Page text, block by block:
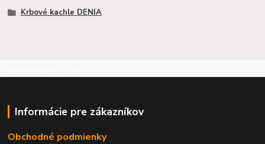
Krbové kachle DENIA
Informácie pre zákazníkov
Obchodné podmienky